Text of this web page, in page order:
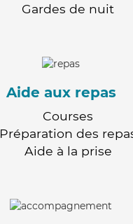
Gardes de nuit
Aide aux repas
Courses
Préparation des
Aide à la prise